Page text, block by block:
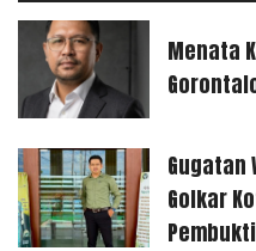
Menata
Gugatan
Golkar